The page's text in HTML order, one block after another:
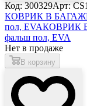
Код: 300329Арт:
КОВРИК В
пол, EVAКОВРИК В
фальш пол, EVA
Нет в продаже
В корзину